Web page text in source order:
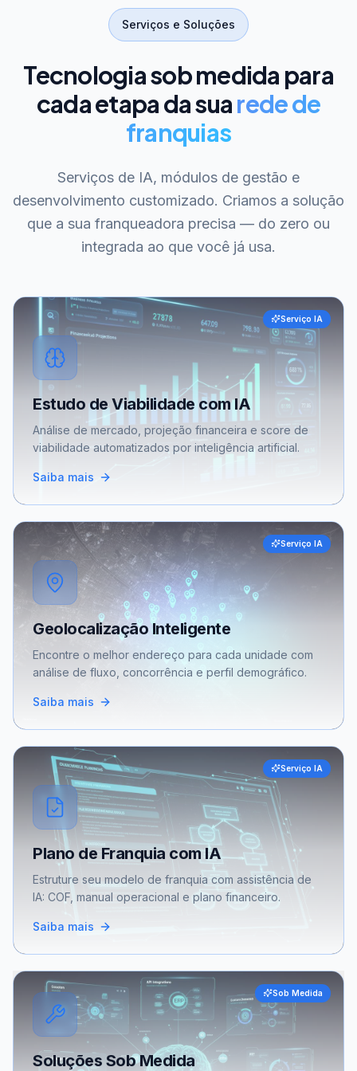
Serviços e Soluções
Tecnologia sob medida para
cada etapa da suarede de
franquias
Serviços de IA, módulos de gestão e
desenvolvimento customizado. Criamos a solução
que a sua franqueadora precisa — do zero ou
integrada ao que você já usa.
Serviço IA
Estudo de Viabilidade com IA
Análise de mercado, projeção financeira e score de
viabilidade automatizados por inteligência artificial.
Saiba mais
Serviço IA
Geolocalização Inteligente
Encontre o melhor endereço para cada unidade com
análise de fluxo, concorrência e perfil demográfico.
Saiba mais
Serviço IA
Plano de Franquia com IA
Estruture seu modelo de franquia com assistência de
IA: COF, manual operacional e plano financeiro.
Saiba mais
Sob Medida
Soluções Sob Medida